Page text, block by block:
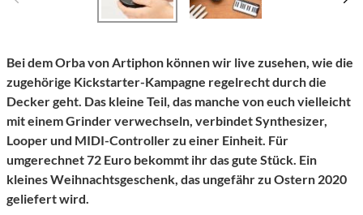
Bei dem Orba von Artiphon können wir live zusehen, wie die
zugehörige Kickstarter-Kampagne regelrecht durch die
Decker geht. Das kleine Teil, das manche von euch vielleicht
mit einem Grinder verwechseln, verbindet Synthesizer,
Looper und MIDI-Controller zu einer Einheit. Für
umgerechnet 72 Euro bekommt ihr das gute Stück. Ein
kleines Weihnachtsgeschenk, das ungefähr zu Ostern 2020
geliefert wird.